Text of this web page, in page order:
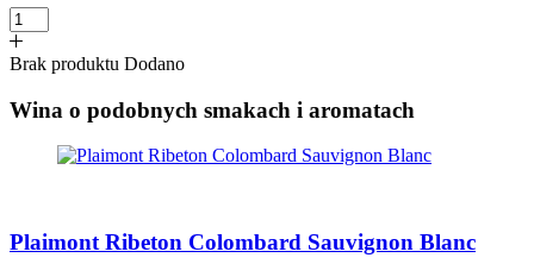
Brak produktu Dodano
Wina o podobnych smakach i aromatach
Plaimont Ribeton Colombard Sauvignon Blanc